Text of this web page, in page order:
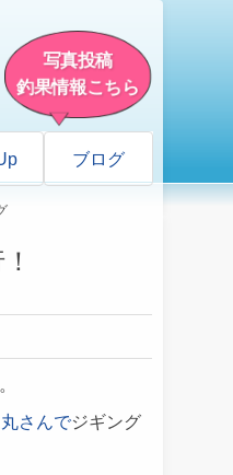
写真投稿
釣果情報こちら
ブログ
さんでジギング